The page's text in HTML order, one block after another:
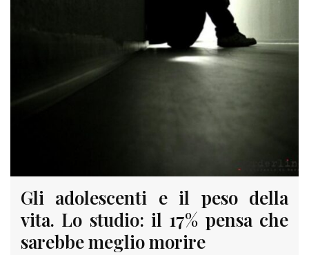
Gli adolescenti e il peso della
vita. Lo studio: il 17% pensa che
sarebbe meglio morire